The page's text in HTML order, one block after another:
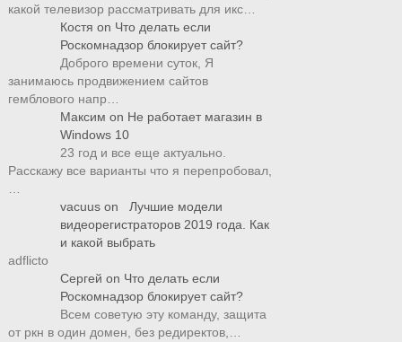
какой телевизор рассматривать для икс…
Костя on Что делать если
Роскомнадзор блокирует сайт?
Доброго времени суток, Я
занимаюсь продвижением сайтов
гемблового напр…
Максим on Не работает магазин в
Windows 10
23 год и все еще актуально.
Расскажу все варианты что я перепробовал,
vacuus on
Лучшие модели
видеорегистраторов 2019 года. Как
и какой выбрать
adflicto
Сергей on Что делать если
Роскомнадзор блокирует сайт?
Всем советую эту команду, защита
от ркн в один домен, без редиректов,…